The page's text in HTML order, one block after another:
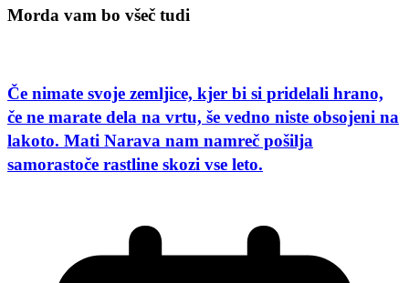
Morda vam bo všeč tudi
Če nimate svoje zemljice, kjer bi si pridelali hrano,
če ne marate dela na vrtu, še vedno niste obsojeni na
lakoto. Mati Narava nam namreč pošilja
samorastoče rastline skozi vse leto.